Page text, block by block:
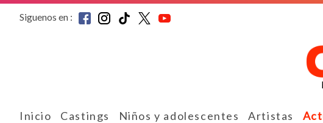
Siguenos en :
Inicio Castings Niños y adolescentes Artistas